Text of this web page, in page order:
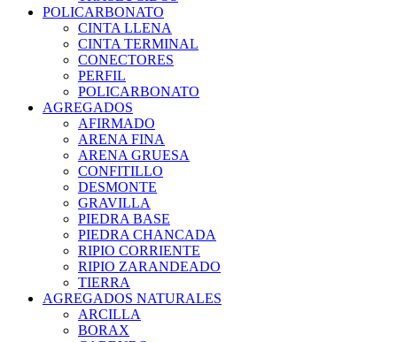
POLICARBONATO
CINTA LLENA
CINTA TERMINAL
CONECTORES
PERFIL
POLICARBONATO
AGREGADOS
AFIRMADO
ARENA FINA
ARENA GRUESA
CONFITILLO
DESMONTE
GRAVILLA
PIEDRA BASE
PIEDRA CHANCADA
RIPIO CORRIENTE
RIPIO ZARANDEADO
TIERRA
AGREGADOS NATURALES
ARCILLA
BORAX